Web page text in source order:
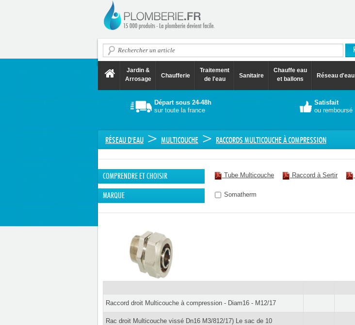
Jardin &
Arrosage
Chaufferie
Traitement
de l'eau
Sanitaire
Chauffe eau
et ballons
Réseau d'eau
Départ sous 24-48h
sur toute la france
Satisfait
ou remboursé
RÉSEAU D'EAU > MULTICOUCHE > RACCORDS MULTICOUCHE À COMPRESSION
COMPRENDRE ET CHOISIR Tube Multicouche Raccord à Sertir
MARQUE Somatherm
Raccord droit Multicouche à compression - Diam16 - M12/17
Rac droit Multicouche vissé Dn16 M3/812/17) Le sac de 10